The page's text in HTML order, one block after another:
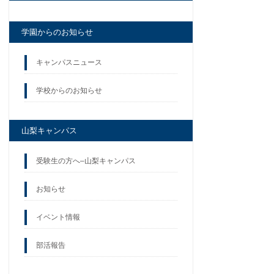
学園からのお知らせ
キャンパスニュース
学校からのお知らせ
山梨キャンパス
受験生の方へ–山梨キャンパス
お知らせ
イベント情報
部活報告